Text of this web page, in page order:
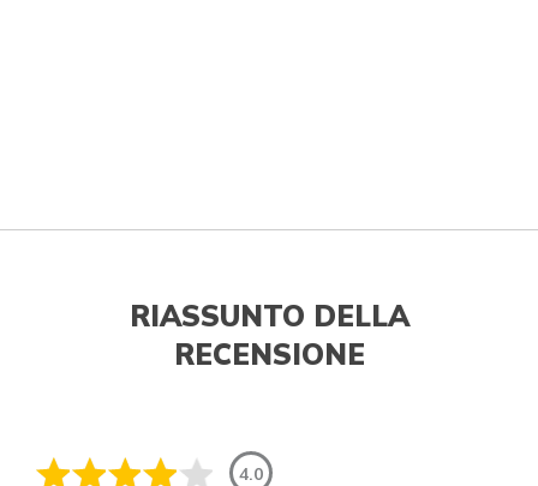
RIASSUNTO DELLA
RECENSIONE
4.0